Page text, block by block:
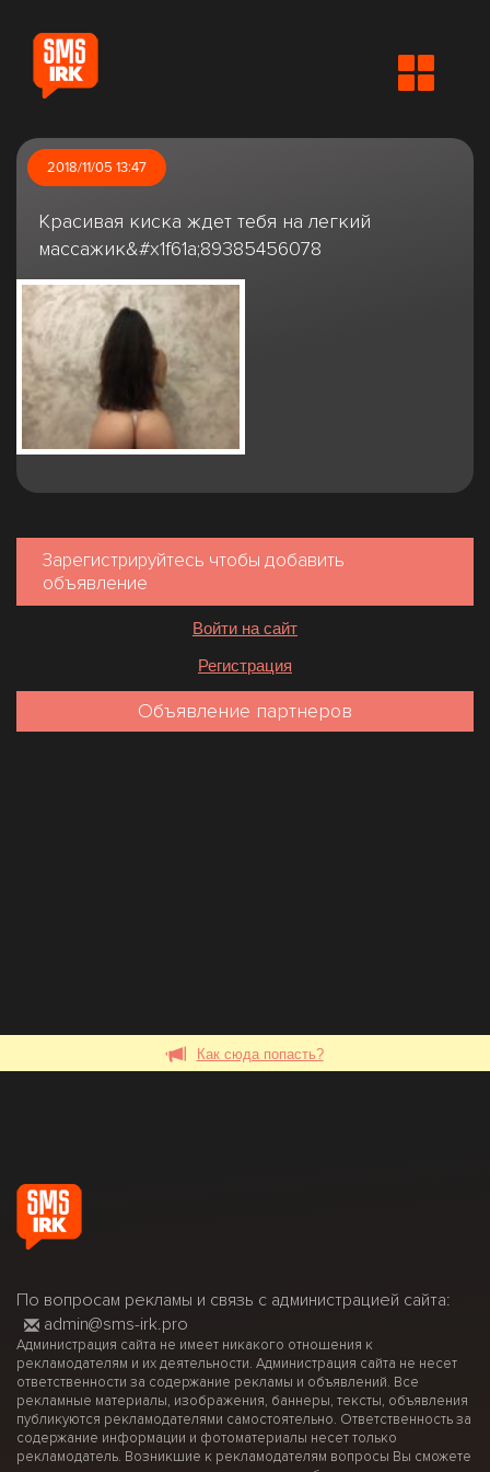
2018/11/05 13:47
Красивая киска ждет тебя на легкий
массажик&#x1f61a;89385456078
Зарегистрируйтесь чтобы добавить
объявление
Войти на сайт
Регистрация
Объявление партнеров
Как сюда попасть?
По вопросам рекламы и связь с администрацией сайта:
admin@sms-irk.pro
Администрация сайта не имеет никакого отношения к
рекламодателям и их деятельности. Администрация сайта не несет
ответственности за содержание рекламы и объявлений. Все
рекламные материалы, изображения, баннеры, тексты, объявления
публикуются рекламодателями самостоятельно. Ответственность за
содержание информации и фотоматериалы несет только
рекламодатель. Возникшие к рекламодателям вопросы Вы сможете